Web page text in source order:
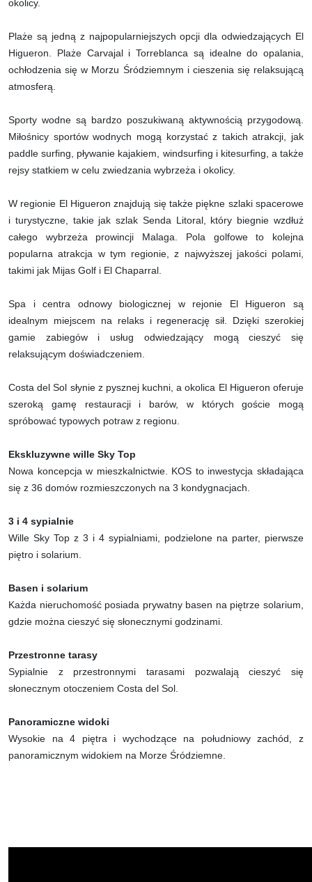
okolicy.
Plaże są jedną z najpopularniejszych opcji dla odwiedzających El
Higueron. Plaże Carvajal i Torreblanca są idealne do opalania,
ochłodzenia się w Morzu Śródziemnym i cieszenia się relaksującą
atmosferą.
Sporty wodne są bardzo poszukiwaną aktywnością przygodową.
Miłośnicy sportów wodnych mogą korzystać z takich atrakcji, jak
paddle surfing, pływanie kajakiem, windsurfing i kitesurfing, a także
rejsy statkiem w celu zwiedzania wybrzeża i okolicy.
W regionie El Higueron znajdują się także piękne szlaki spacerowe
i turystyczne, takie jak szlak Senda Litoral, który biegnie wzdłuż
całego wybrzeża prowincji Malaga. Pola golfowe to kolejna
popularna atrakcja w tym regionie, z najwyższej jakości polami,
takimi jak Mijas Golf i El Chaparral.
Spa i centra odnowy biologicznej w rejonie El Higueron są
idealnym miejscem na relaks i regenerację sił. Dzięki szerokiej
gamie zabiegów i usług odwiedzający mogą cieszyć się
relaksującym doświadczeniem.
Costa del Sol słynie z pysznej kuchni, a okolica El Higueron oferuje
szeroką gamę restauracji i barów, w których goście mogą
spróbować typowych potraw z regionu.
Ekskluzywne wille Sky Top
Nowa koncepcja w mieszkalnictwie. KOS to inwestycja składająca
się z 36 domów rozmieszczonych na 3 kondygnacjach.
3 i 4 sypialnie
Wille Sky Top z 3 i 4 sypialniami, podzielone na parter, pierwsze
piętro i solarium.
Basen i solarium
Każda nieruchomość posiada prywatny basen na piętrze solarium,
gdzie można cieszyć się słonecznymi godzinami.
Przestronne tarasy
Sypialnie z przestronnymi tarasami pozwalają cieszyć się
słonecznym otoczeniem Costa del Sol.
Panoramiczne widoki
Wysokie na 4 piętra i wychodzące na południowy zachód, z
panoramicznym widokiem na Morze Śródziemne.